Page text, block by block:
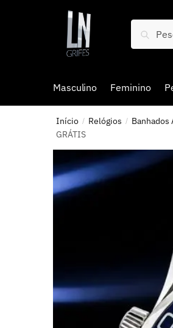
Pesquisar
Masculino Feminino
Início / Relógios / Banhados
GRÁTIS